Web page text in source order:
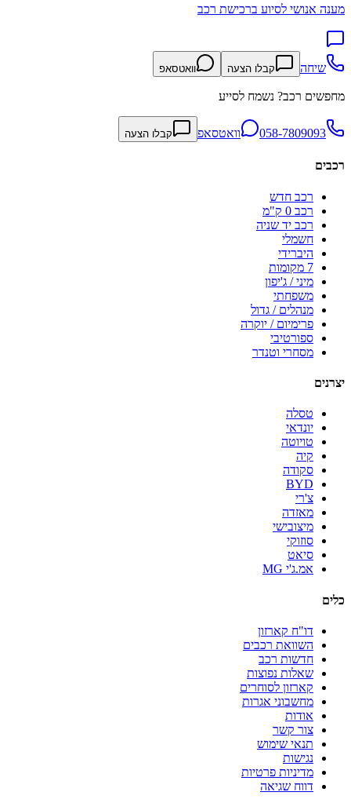
מענה אנושי לסיוע ברכישת רכב
שיחה קבלו הצעה וואטסאפ
מחפשים רכב? נשמח לסייע
058-7809093 וואטסאפ קבלו הצעה
רכבים
רכב חדש
רכב 0 ק"מ
רכב יד שניה
חשמלי
היברידי
7 מקומות
מיני / ג'יפון
משפחתי
מנהלים / גדול
פרימיום / יוקרה
ספורטיבי
מסחרי וטנדר
יצרנים
טסלה
יונדאי
טויוטה
קיה
סקודה
BYD
צ'רי
מאזדה
מיצובישי
סוזוקי
סיאט
אמ.ג'י MG
כלים
דו"ח קארזון
השוואת רכבים
חדשות רכב
שאלות נפוצות
קארזון לסוחרים
מחשבוני אגרות
אודות
צור קשר
תנאי שימוש
נגישות
מדיניות פרטיות
דווח שגיאה